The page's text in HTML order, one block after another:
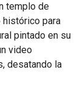
templo de
histórico para
pintado en su
video
desatando la